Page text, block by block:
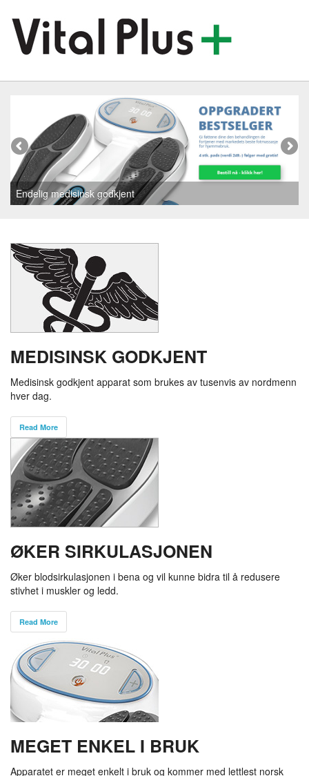
Endelig medisinsk godkjent
MEDISINSK GODKJENT
Medisinsk godkjent apparat som brukes av tusenvis av nordmenn
hver dag.
Read More
ØKER SIRKULASJONEN
Øker blodsirkulasjonen i bena og vil kunne bidra til å redusere
stivhet i muskler og ledd.
Read More
MEGET ENKEL I BRUK
Apparatet er meget enkelt i bruk og kommer med lettlest norsk